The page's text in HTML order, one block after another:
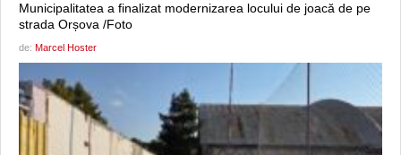
Municipalitatea a finalizat modernizarea locului de joacă de pe
strada Orșova /Foto
de: Marcel Hoster